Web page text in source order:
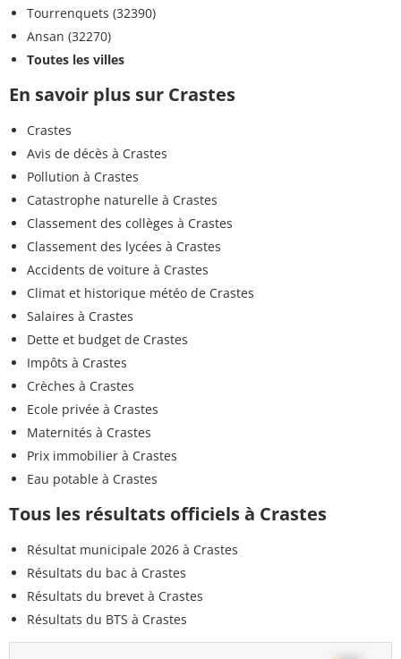
Tourrenquets (32390)
Ansan (32270)
Toutes les villes
En savoir plus sur Crastes
Crastes
Avis de décès à Crastes
Pollution à Crastes
Catastrophe naturelle à Crastes
Classement des collèges à Crastes
Classement des lycées à Crastes
Accidents de voiture à Crastes
Climat et historique météo de Crastes
Salaires à Crastes
Dette et budget de Crastes
Impôts à Crastes
Crèches à Crastes
Ecole privée à Crastes
Maternités à Crastes
Prix immobilier à Crastes
Eau potable à Crastes
Tous les résultats officiels à Crastes
Résultat municipale 2026 à Crastes
Résultats du bac à Crastes
Résultats du brevet à Crastes
Résultats du BTS à Crastes